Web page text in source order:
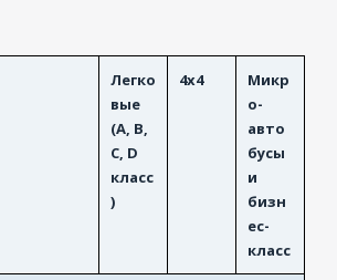
Легко
вые
(A, B,
C, D
класс
)
4x4
Микр
о-
авто
бусы
и
бизн
ес-
класс